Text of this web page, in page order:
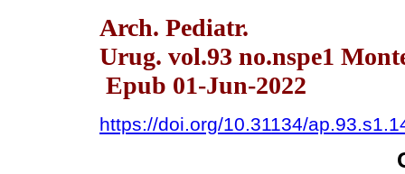
Arch. Pediatr.
Urug. vol.93 no.nspe1
Epub 01-Jun-2022
https://doi.org/10.31134/